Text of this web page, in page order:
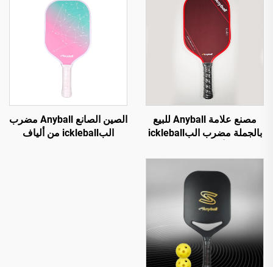
مصنع علامة Anyball للبيع
بالجملة مضرب البickleball
الصين الصانع Anyball مضرب
البickleball من ألياف